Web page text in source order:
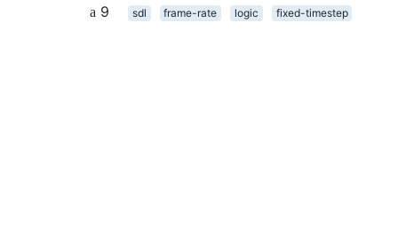
9
sdl frame-rate logic fixed-timestep